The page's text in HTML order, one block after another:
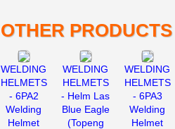
OTHER PRODUCTS
WELDING
HELMETS
- 6PA2
Welding
Helmet
WELDING
HELMETS
- Helm Las
Blue Eagle
(Topeng
WELDING
HELMETS
- 6PA3
Welding
Helmet